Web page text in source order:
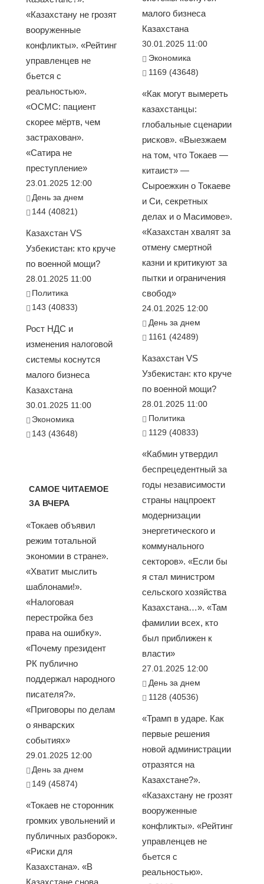
«Казахстану не грозят
вооруженные
конфликты». «Рейтинг
управленцев не
бьется с
реальностью».
«ОСМС: пациент
скорее мёртв, чем
застрахован».
«Сатира не
преступление»
23.01.2025 12:00
День за днем
144 (40821)
Казахстан VS
Узбекистан: кто круче
по военной мощи?
28.01.2025 11:00
Политика
143 (40833)
Рост НДС и
изменения налоговой
системы коснутся
малого бизнеса
Казахстана
30.01.2025 11:00
Экономика
143 (43648)
САМОЕ ЧИТАЕМОЕ
ЗА ВЧЕРА
«Токаев объявил
режим тотальной
экономии в стране».
«Хватит мыслить
шаблонами!».
«Налоговая
перестройка без
права на ошибку».
«Почему президент
РК публично
поддержал народного
писателя?».
«Приговоры по делам
о январских
событиях»
29.01.2025 12:00
День за днем
149 (45874)
«Токаев не сторонник
громких увольнений и
публичных разборок».
«Риски для
Казахстана». «В
малого бизнеса
Казахстана
30.01.2025 11:00
Экономика
1169 (43648)
«Как могут вымереть
казахстанцы:
глобальные сценарии
рисков». «Выезжаем
на том, что Токаев —
китаист» —
Сыроежкин о Токаеве
и Си, секретных
делах и о Масимове».
«Казахстан хвалят за
отмену смертной
казни и критикуют за
пытки и ограничения
свобод»
24.01.2025 12:00
День за днем
1161 (42489)
Казахстан VS
Узбекистан: кто круче
по военной мощи?
28.01.2025 11:00
Политика
1129 (40833)
«Кабмин утвердил
беспрецедентный за
годы независимости
страны нацпроект
модернизации
энергетического и
коммунального
секторов». «Если бы
я стал министром
сельского хозяйства
Казахстана…». «Там
фамилии всех, кто
был приближен к
власти»
27.01.2025 12:00
День за днем
1128 (40536)
«Трамп в ударе. Как
первые решения
новой администрации
отразятся на
Казахстане?».
«Казахстану не грозят
вооруженные
конфликты». «Рейтинг
управленцев не
бьется с
реальностью».